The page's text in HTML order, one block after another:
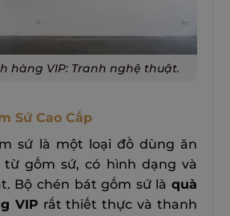
hàng VIP: Tranh nghệ thuật.
Sứ Cao Cấp
sứ là một loại đồ dùng ăn
từ gốm sứ, có hình dạng và
Bộ chén bát gốm sứ là quà
VIP rất thiết thực và thanh